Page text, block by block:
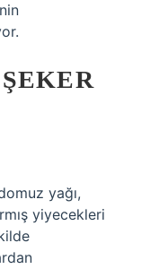
yağı,
yiyecekleri